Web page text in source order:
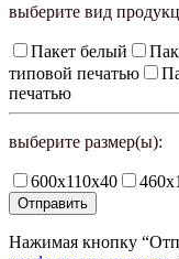
выберите вид
Пакет белый
типовой печатью
печатью
выберите размер(ы):
600х110х40
Нажимая кнопку